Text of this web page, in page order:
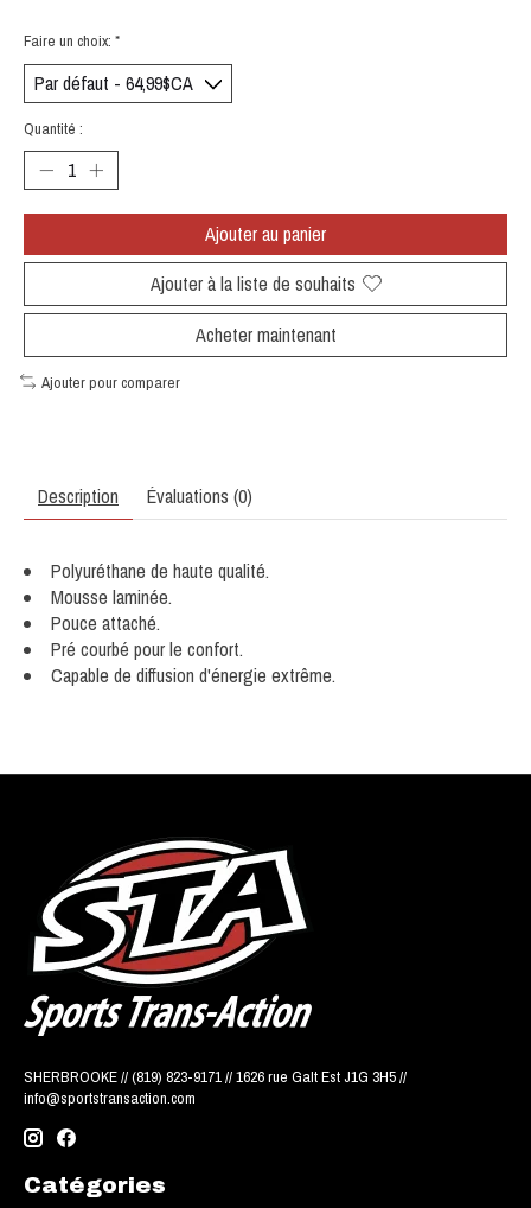
Faire un choix: *
Quantité :
Ajouter au panier
Ajouter à la liste de souhaits
Acheter maintenant
Ajouter pour comparer
Description Évaluations (0)
Polyuréthane de haute qualité.
Mousse laminée.
Pouce attaché.
Pré courbé pour le confort.
Capable de diffusion d'énergie extrême.
SHERBROOKE // (819) 823-9171 // 1626 rue Galt Est J1G 3H5 //
info@sportstransaction.com
Catégories